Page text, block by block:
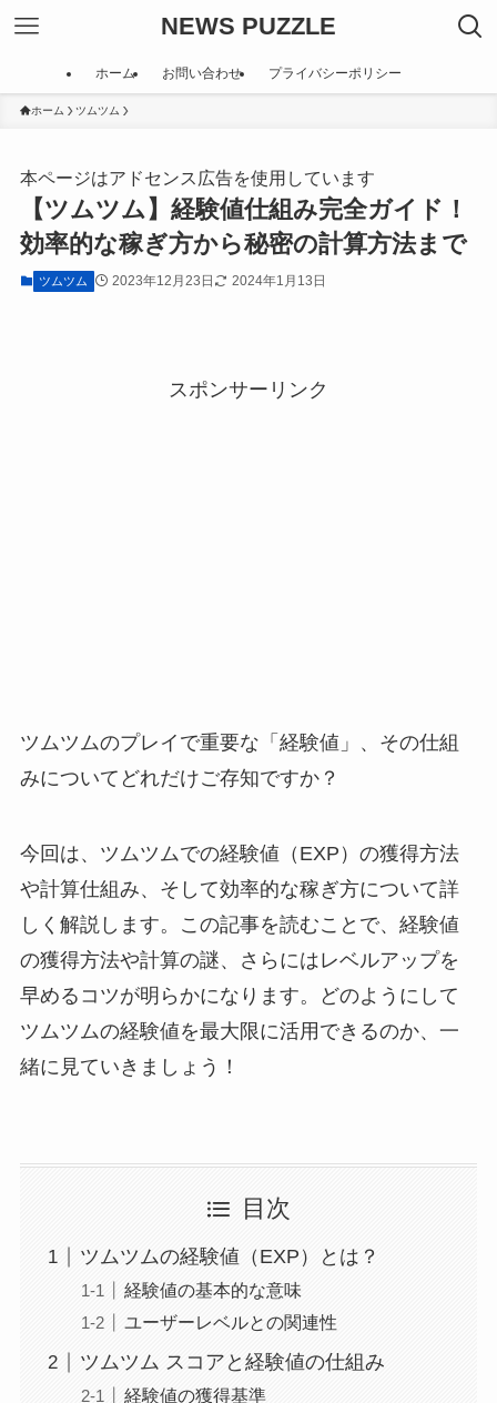
NEWS PUZZLE
ホーム お問い合わせ プライバシーポリシー
ホーム ツムツム
本ページはアドセンス広告を使用しています
【ツムツム】経験値仕組み完全ガイド！
効率的な稼ぎ方から秘密の計算方法まで
ツムツム 2023年12月23日 2024年1月13日
スポンサーリンク
ツムツムのプレイで重要な「経験値」、その仕組
みについてどれだけご存知ですか？
今回は、ツムツムでの経験値（EXP）の獲得方法
や計算仕組み、そして効率的な稼ぎ方について詳
しく解説します。この記事を読むことで、経験値
の獲得方法や計算の謎、さらにはレベルアップを
早めるコツが明らかになります。どのようにして
ツムツムの経験値を最大限に活用できるのか、一
緒に見ていきましょう！
目次
ツムツムの経験値（EXP）とは？
経験値の基本的な意味
ユーザーレベルとの関連性
ツムツム スコアと経験値の仕組み
経験値の獲得基準